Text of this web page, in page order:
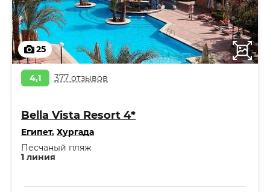
25
4,1 377 отзывов
Bella Vista Resort 4*
Египет, Хургада
1 линия
Песчаный пляж